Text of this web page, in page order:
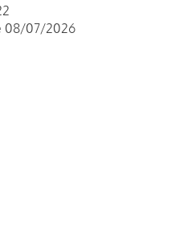
08/07/2026